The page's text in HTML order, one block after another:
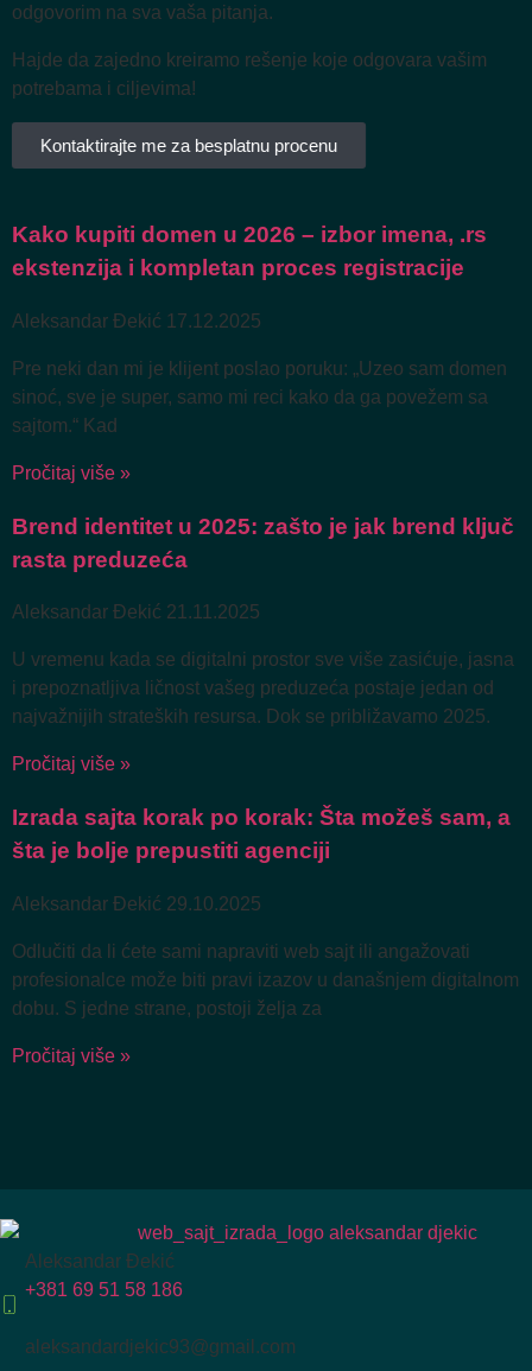
odgovorim na sva vaša pitanja.
Hajde da zajedno kreiramo rešenje koje odgovara vašim
potrebama i ciljevima!
Kontaktirajte me za besplatnu procenu
Kako kupiti domen u 2026 – izbor imena, .rs
ekstenzija i kompletan proces registracije
Aleksandar Đekić 17.12.2025
Pre neki dan mi je klijent poslao poruku: „Uzeo sam domen
sinoć, sve je super, samo mi reci kako da ga povežem sa
sajtom.“ Kad
Pročitaj više »
Brend identitet u 2025: zašto je jak brend ključ
rasta preduzeća
Aleksandar Đekić 21.11.2025
U vremenu kada se digitalni prostor sve više zasićuje, jasna
i prepoznatljiva ličnost vašeg preduzeća postaje jedan od
najvažnijih strateških resursa. Dok se približavamo 2025.
Pročitaj više »
Izrada sajta korak po korak: Šta možeš sam, a
šta je bolje prepustiti agenciji
Aleksandar Đekić 29.10.2025
Odlučiti da li ćete sami napraviti web sajt ili angažovati
profesionalce može biti pravi izazov u današnjem digitalnom
dobu. S jedne strane, postoji želja za
Pročitaj više »
Aleksandar Đekić
+381 69 51 58 186
aleksandardjekic93@gmail.com